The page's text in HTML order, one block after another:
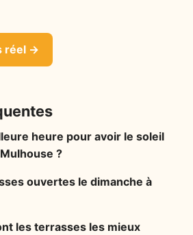
réel →
heure pour avoir le soleil
?
ouvertes le dimanche à
les terrasses les mieux